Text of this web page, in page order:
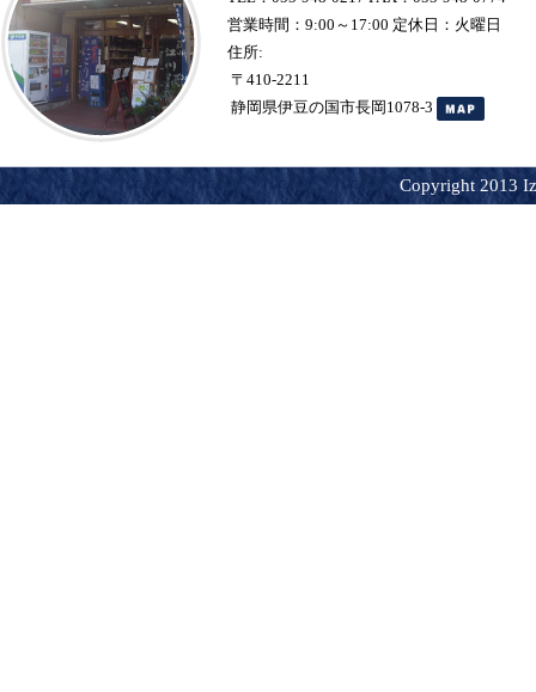
営業時間：9:00～17:00 定休日：火曜日
住所:
〒410-2211
静岡県伊豆の国市長岡1078-3
Copyright 2013